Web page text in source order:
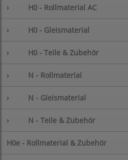
› H0 - Rollmaterial AC
› H0 - Gleismaterial
› H0 - Teile & Zubehör
› N - Rollmaterial
› N - Gleismaterial
› N - Teile & Zubehör
H0e - Rollmaterial & Zubehör